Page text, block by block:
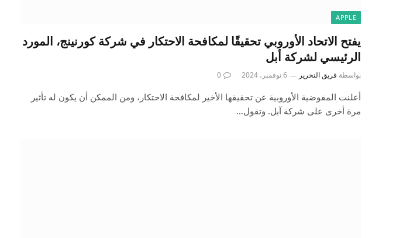
APPLE
يفتح الاتحاد الأوروبي تحقيقًا لمكافحة الاحتكار في شركة كورنينج، المورد
الرئيسي لشركة أبل
بواسطة فريق التحرير 6 نوفمبر، 2024 0
أعلنت المفوضية الأوروبية عن تحقيقها الأخير لمكافحة الاحتكار، ومن الممكن أن يكون له تأثير
مرة أخرى على شركة آبل. وتقول…